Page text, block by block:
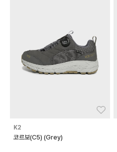
K2
코르보(C5) (Grey)